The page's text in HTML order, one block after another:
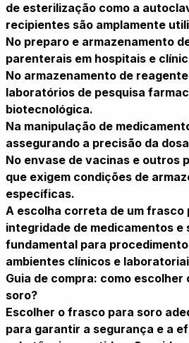
de esterilização como a
recipientes são amplamente
No preparo e armazenamento
parenterais em hospitais e
No armazenamento de
laboratórios de pesquisa
biotecnológica.
Na manipulação de
assegurando a precisão da
No envase de vacinas e outros
que exigem condições de
específicas.
A escolha correta de um frasco
integridade de medicamentos e
fundamental para
ambientes clínicos e
Guia de compra: como
soro?
Escolher o frasco para soro
para garantir a segurança e a